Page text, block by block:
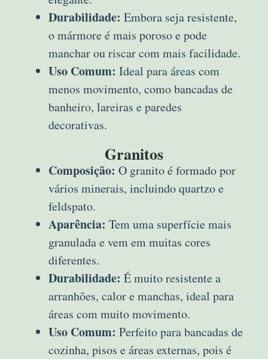
Durabilidade: Embora seja resistente,
o mármore é mais poroso e pode
manchar ou riscar com mais facilidade.
Uso Comum: Ideal para áreas com
menos movimento, como bancadas de
banheiro, lareiras e paredes
decorativas.
Granitos
Composição: O granito é formado por
vários minerais, incluindo quartzo e
feldspato.
Aparência: Tem uma superfície mais
granulada e vem em muitas cores
diferentes.
Durabilidade: É muito resistente a
arranhões, calor e manchas, ideal para
áreas com muito movimento.
Uso Comum: Perfeito para bancadas de
cozinha, pisos e áreas externas, pois é